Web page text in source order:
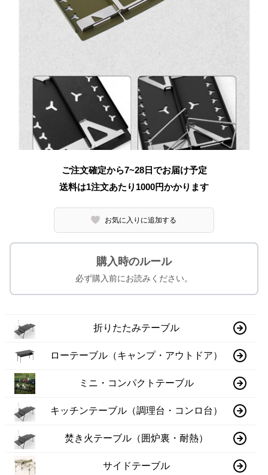
ご注文確定から7~28日でお届け予定
送料は1注文あたり 1000円かかります
お気に入りに追加する
購入時のルール
必ず購入前にお読みください。
折りたたみテーブル
ローテーブル（キャンプ・アウトドア）
ミニ・コンパクトテーブル
キッチンテーブル（調理台・コンロ台）
焚き火テーブル（囲炉裏・耐熱）
サイドテーブル